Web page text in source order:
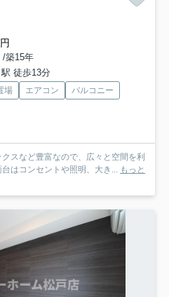
/築15年
徒歩13分
場 エアコン
バルコニー
スなど豊富なので、広々と空間を利
はコンセントや照明、大き... もっと